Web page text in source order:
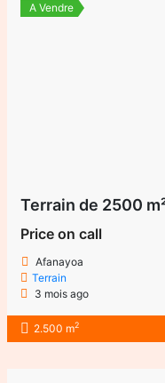
A Vendre
Price on call
Afanayoa
Terrain
3 mois ago
2.500 m2